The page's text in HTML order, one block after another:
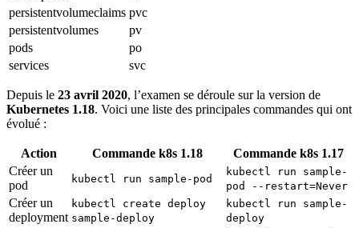
persistentvolumeclaims pvc
persistentvolumes
pv
pods
po
services
svc
Depuis le 23 avril 2020, l’examen se déroule sur la version de
Kubernetes 1.18. Voici une liste des principales commandes qui ont
évolué :
Action Commande k8s 1.18
Commande k8s 1.17
Créer un
pod
kubectl run sample-pod
kubectl run sample-
pod --restart=Never
Créer un
deployment
kubectl create deploy
sample-deploy
kubectl run sample-
deploy